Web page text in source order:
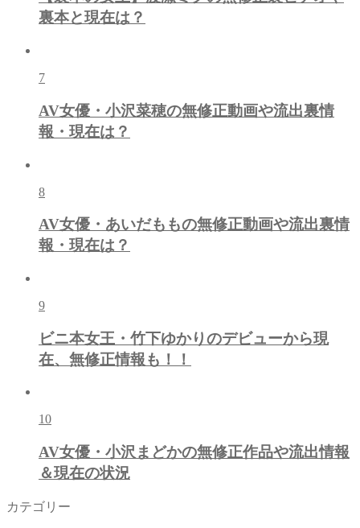
裏本と現在は？
7
AV女優・小沢菜穂の無修正動画や流出裏情
報・現在は？
8
AV女優・あいだももの無修正動画や流出裏情
報・現在は？
9
ビニ本女王・竹下ゆかりのデビューから現
在、無修正情報も！！
10
AV女優・小沢まどかの無修正作品や流出情報
＆現在の状況
カテゴリー